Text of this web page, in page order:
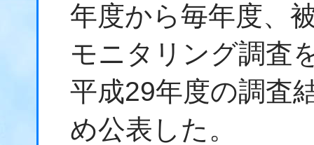
年度から毎年度、
モニタリング調査
平成29年度の調査
め公表した。